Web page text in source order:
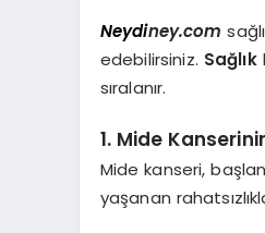
Neydiney.com
edebilirsiniz. Sağlık
sıralanır.
1. Mide
Mide kanseri,
yaşanan